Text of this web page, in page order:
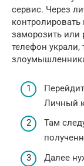
сервис. Через
контролировать
заморозить или
телефон украли,
Личный
Там
Далее